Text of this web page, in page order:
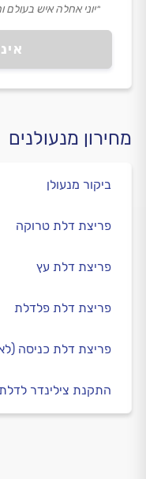
״יוני אחלה איש בעולם
מחירון מנעולנים
ביקור מנעולן
פריצת דלת טרוקה
פריצת דלת עץ
פריצת דלת פלדלת
פריצת דלת כניסה
התקנת צילינדר